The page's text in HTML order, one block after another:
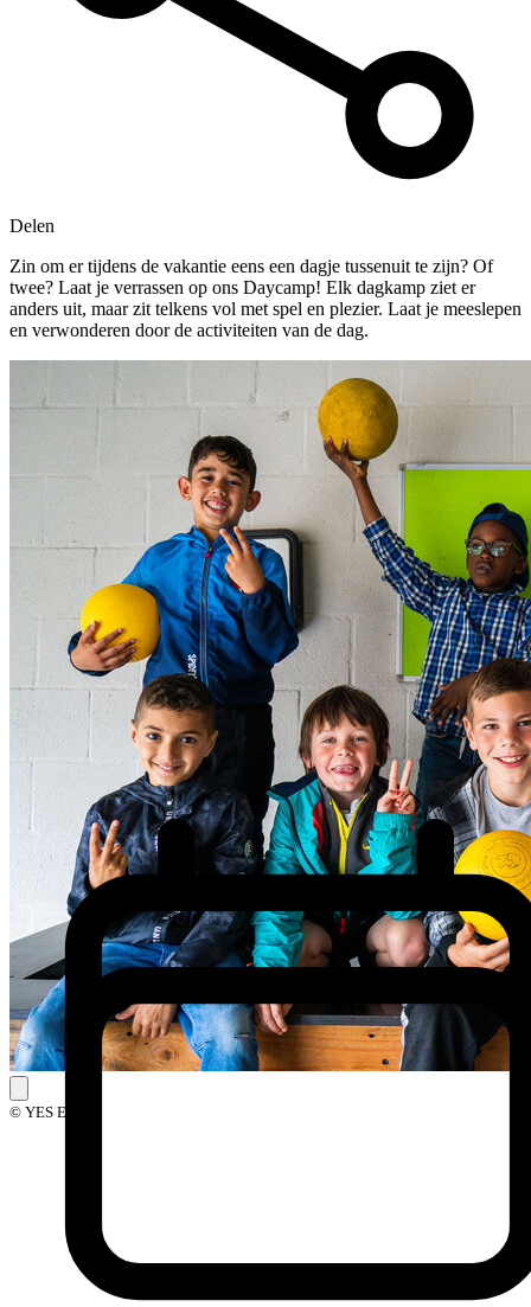
Delen
Zin om er tijdens de vakantie eens een dagje tussenuit te zijn? Of
twee? Laat je verrassen op ons Daycamp! Elk dagkamp ziet er
anders uit, maar zit telkens vol met spel en plezier. Laat je meeslepen
en verwonderen door de activiteiten van de dag.
© YES Events